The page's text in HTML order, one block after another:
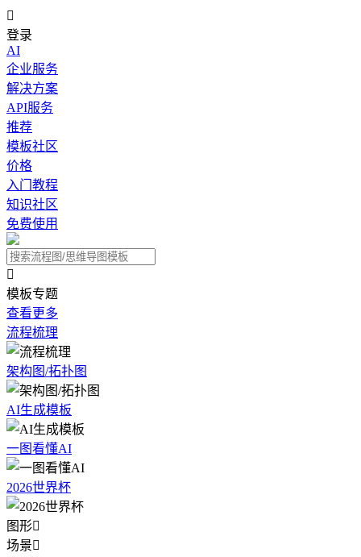

登录
AI
企业服务
解决方案
API服务
推荐
模板社区
价格
入门教程
知识社区
免费使用

模板专题
查看更多
流程梳理
架构图/拓扑图
AI生成模板
一图看懂AI
2026世界杯
图形
场景